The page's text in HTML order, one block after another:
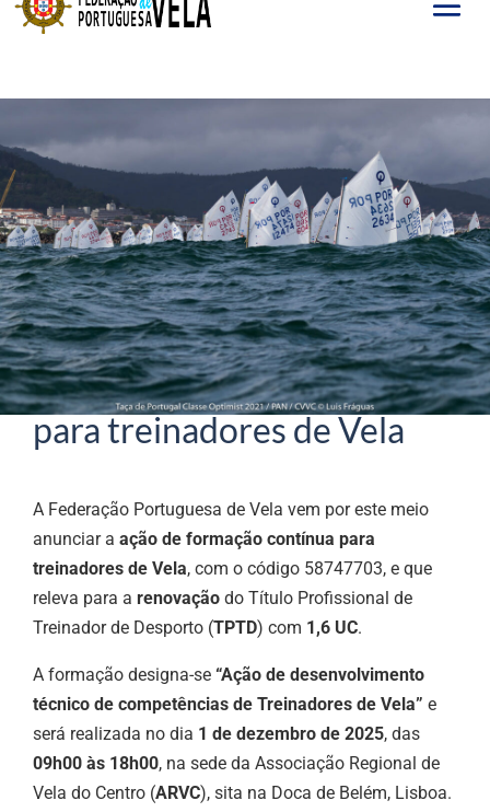
Nov 12, 2025
Ação de formação contínua
para treinadores de Vela
A Federação Portuguesa de Vela vem por este meio
anunciar aação de formação contínua para
treinadores de Vela, com o código 58747703, e que
releva para arenovação do Título Profissional de
Treinador de Desporto (TPTD) com 1,6 UC.
A formação designa-se“Ação de desenvolvimento
técnico de competências de Treinadores de Vela” e
será realizada no dia 1 de dezembro de 2025, das
09h00 às 18h00, na sede da Associação Regional de
Vela do Centro (ARVC), sita na Doca de Belém, Lisboa.